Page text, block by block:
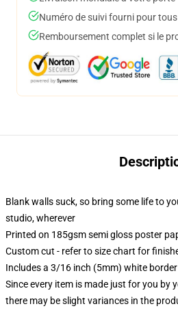
Numéro de suivi fourni pour
Remboursement complet si le
Blank walls suck, so bring some life to
studio, wherever
Printed on 185gsm semi gloss poster
Custom cut - refer to size chart for
Includes a 3/16 inch (5mm) white
Since every item is made just for you by
there may be slight variances in the